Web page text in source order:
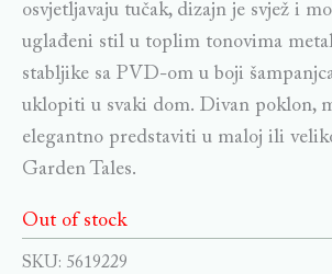
osvjetljavaju tučak, dizajn je svjež i
uglađeni stil u toplim tonovima
stabljike sa PVD-om u boji
uklopiti u svaki dom. Divan poklon,
elegantno predstaviti u maloj ili
Garden Tales.
Out of stock
SKU: 5619229